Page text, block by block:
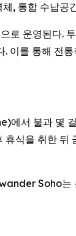
, 통합 수납
로 운영된다.
이를 통해 전
에서 불과 몇
식을 취한
Soho는